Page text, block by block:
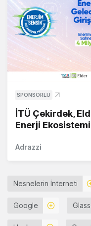
SPONSORLU
İTÜ Çekirdek,
Enerji
Adrazzi
Nesnelerin İnterneti
Google Glass